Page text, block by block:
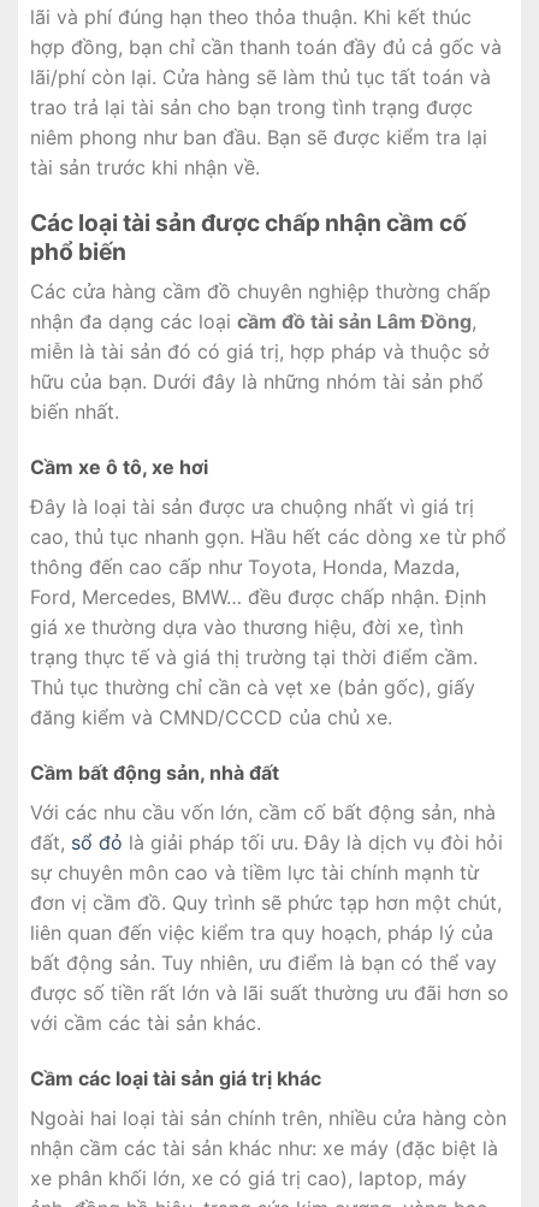
lãi và phí đúng hạn theo thỏa thuận. Khi kết thúc
hợp đồng, bạn chỉ cần thanh toán đầy đủ cả gốc và
lãi/phí còn lại. Cửa hàng sẽ làm thủ tục tất toán và
trao trả lại tài sản cho bạn trong tình trạng được
niêm phong như ban đầu. Bạn sẽ được kiểm tra lại
tài sản trước khi nhận về.
Các loại tài sản được chấp nhận cầm cố
phổ biến
Các cửa hàng cầm đồ chuyên nghiệp thường chấp
nhận đa dạng các loại cầm đồ tài sản Lâm Đồng,
miễn là tài sản đó có giá trị, hợp pháp và thuộc sở
hữu của bạn. Dưới đây là những nhóm tài sản phổ
biến nhất.
Cầm xe ô tô, xe hơi
Đây là loại tài sản được ưa chuộng nhất vì giá trị
cao, thủ tục nhanh gọn. Hầu hết các dòng xe từ phổ
thông đến cao cấp như Toyota, Honda, Mazda,
Ford, Mercedes, BMW… đều được chấp nhận. Định
giá xe thường dựa vào thương hiệu, đời xe, tình
trạng thực tế và giá thị trường tại thời điểm cầm.
Thủ tục thường chỉ cần cà vẹt xe (bản gốc), giấy
đăng kiểm và CMND/CCCD của chủ xe.
Cầm bất động sản, nhà đất
Với các nhu cầu vốn lớn, cầm cố bất động sản, nhà
đất, sổ đỏ là giải pháp tối ưu. Đây là dịch vụ đòi hỏi
sự chuyên môn cao và tiềm lực tài chính mạnh từ
đơn vị cầm đồ. Quy trình sẽ phức tạp hơn một chút,
liên quan đến việc kiểm tra quy hoạch, pháp lý của
bất động sản. Tuy nhiên, ưu điểm là bạn có thể vay
được số tiền rất lớn và lãi suất thường ưu đãi hơn so
với cầm các tài sản khác.
Cầm các loại tài sản giá trị khác
Ngoài hai loại tài sản chính trên, nhiều cửa hàng còn
nhận cầm các tài sản khác như: xe máy (đặc biệt là
xe phân khối lớn, xe có giá trị cao), laptop, máy